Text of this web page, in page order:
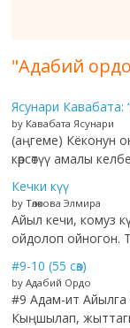
"Адабий
Ясунари Кавабата:
by Кавабата Ясунари
(аңгеме) Кёконун
көрсөтүү амалы
Кечки күү
by Төлөкова Элмира
Айыл кечи, комуз
ойдолоп ойногон.
#9-10 (55 сөз)
by Адабий Ордо
#9 Адам-ит Айылга
Кыңшылап,